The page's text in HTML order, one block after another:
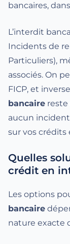
bancaires,
L’interdit
Incidents de
Particuliers),
associés. On
FICP, et
bancaire
aucun
sur vos crédits
Quelles
crédit en
Les options
bancaire
nature exacte